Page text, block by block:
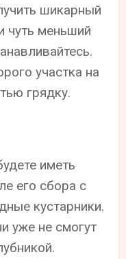
шикарный
чуть меньший
участка на
грядку.
иметь
его сбора с
кустарники.
уже не смогут